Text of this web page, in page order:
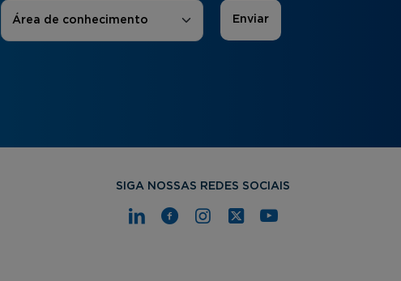
Áreas de Interesse
Área de conhecimento
SIGA NOSSAS REDES SOCIAIS